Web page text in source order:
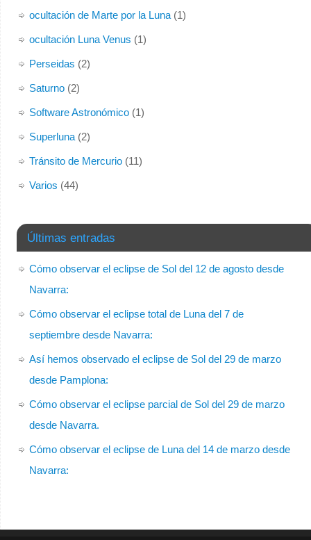
ocultación de Marte por la Luna(1)
ocultación Luna Venus (1)
Perseidas (2)
Saturno(2)
Software Astronómico(1)
Superluna(2)
Tránsito de Mercurio(11)
Varios (44)
Últimas entradas
Cómo observar el eclipse de Sol del 12 de agosto desde
Navarra:
Cómo observar el eclipse total de Luna del 7 de
septiembre desde Navarra:
Así hemos observado el eclipse de Sol del 29 de marzo
desde Pamplona:
Cómo observar el eclipse parcial de Sol del 29 de marzo
desde Navarra.
Cómo observar el eclipse de Luna del 14 de marzo desde
Navarra: